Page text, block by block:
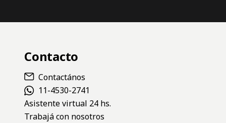
Contacto
Contactános
11-4530-2741
Asistente virtual 24 hs.
Trabajá con nosotros